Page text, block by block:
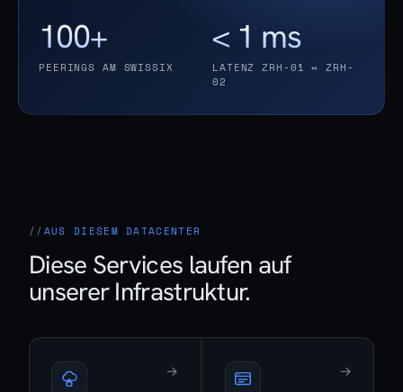
100+
PEERINGS AM SWISSIX
< 1 ms
LATENZ ZRH-01 ↔ ZRH-
02
AUS DIESEM DATACENTER
Diese Services laufen auf
unserer Infrastruktur.
→ →